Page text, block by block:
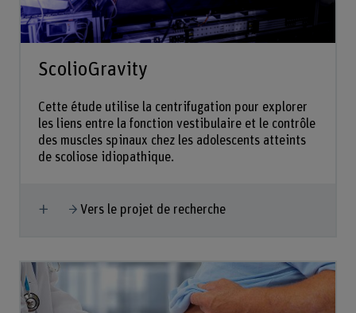
ScolioGravity
Cette étude utilise la centrifugation pour explorer
les liens entre la fonction vestibulaire et le contrôle
des muscles spinaux chez les adolescents atteints
de scoliose idiopathique.
Afficher plus
Vers le projet de recherche